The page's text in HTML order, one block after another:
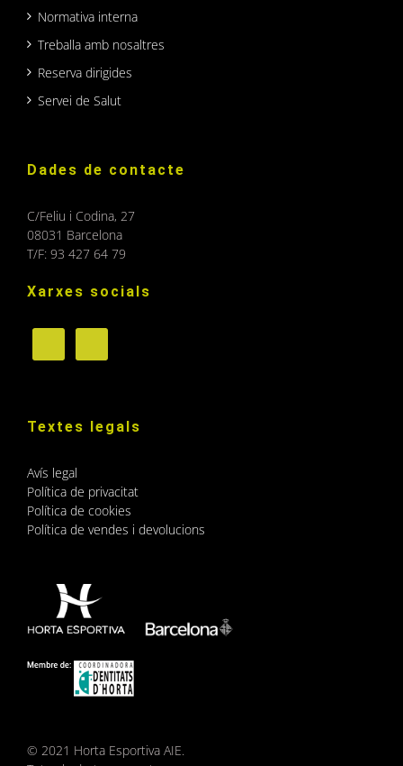
Normativa interna
Treballa amb nosaltres
Reserva dirigides
Servei de Salut
Dades de contacte
C/Feliu i Codina, 27
08031 Barcelona
T/F: 93 427 64 79
Xarxes socials
Textes legals
Avís legal
Política de privacitat
Política de cookies
Política de vendes i devolucions
© 2021 Horta Esportiva AIE.